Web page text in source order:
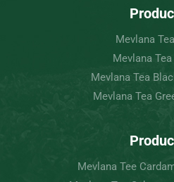
Mevlana
Mevlana
Mevlana Tea
Mevlana Tea
Mevlana Tee